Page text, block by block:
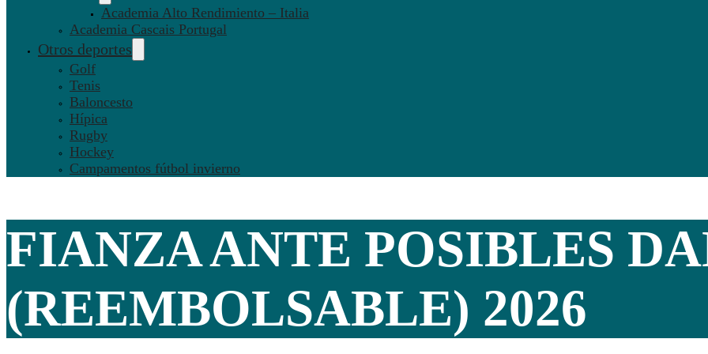
Academia Alto Rendimiento – Italia
Academia Cascais Portugal
Otros deportes
Golf
Tenis
Baloncesto
Hípica
Rugby
Hockey
Campamentos fútbol invierno
FIANZA ANTE POSIBLES
(REEMBOLSABLE) 2026